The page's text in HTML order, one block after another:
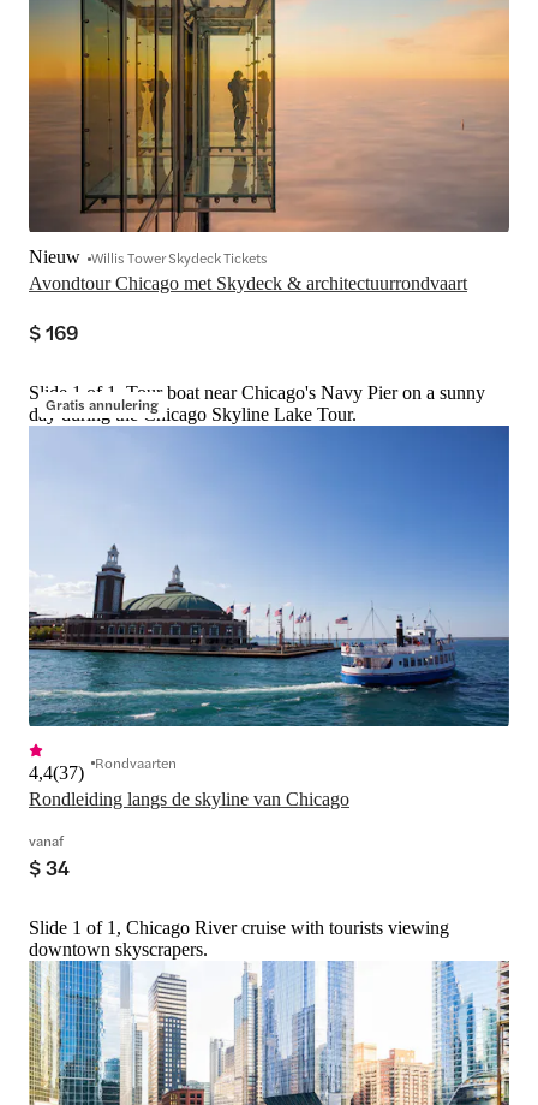
Avondtour Chicago met Skydeck & architectuurrondvaart
Nieuw Willis Tower Skydeck Tickets
$ 169
Gratis annulering
Slide 1 of 1, Tour boat near Chicago's Navy Pier on a sunny
day during the Chicago Skyline Lake Tour.
Rondleiding langs de skyline van Chicago
4,4(37) Rondvaarten
vanaf
$ 34
Slide 1 of 1, Chicago River cruise with tourists viewing
downtown skyscrapers.